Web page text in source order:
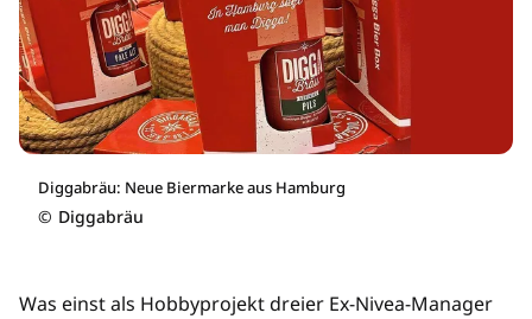
Diggabräu: Neue Biermarke aus Hamburg
© Diggabräu
Was einst als Hobbyprojekt dreier Ex-Nivea-Manager